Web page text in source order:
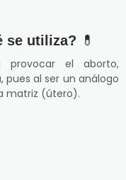
se utiliza? 💊
provocar el aborto,
al ser un análogo
matriz (útero).